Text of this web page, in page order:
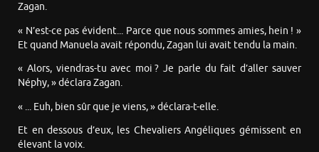
Zagan.
« N’est-ce pas évident... Parce que nous sommes amies, hein ! »
Et quand Manuela avait répondu, Zagan lui avait tendu la main.
« Alors, viendras-tu avec moi ? Je parle du fait d’aller sauver
Néphy, » déclara Zagan.
« ... Euh, bien sûr que je viens, » déclara-t-elle.
Et en dessous d’eux, les Chevaliers Angéliques gémissent en
élevant la voix.